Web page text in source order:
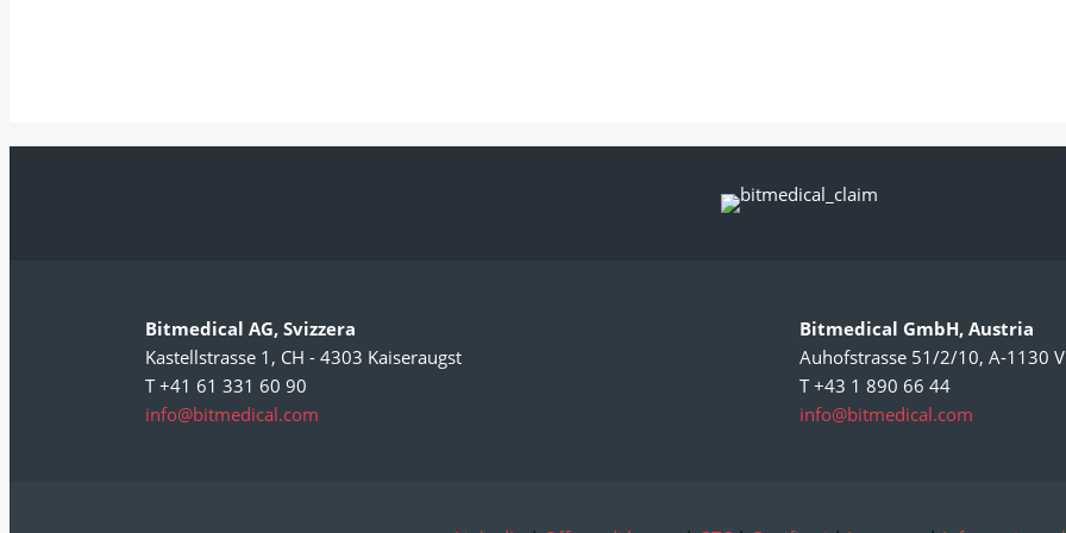
Bitmedical AG, Svizzera
Kastellstrasse 1, CH - 4303 Kaiseraugst
T +41 61 331 60 90
info@bitmedical.com
Bitmedical GmbH, Austria
Auhofstrasse 51/2/10, A-1130
T +43 1 890 66 44
info@bitmedical.com